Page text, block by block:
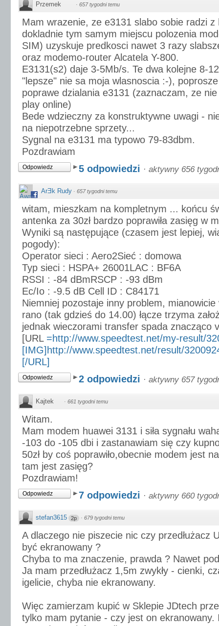
Przemek · 657 tygodni temu
Mam wrazenie, ze e3131 slabo sobie radzi z
dokladnie tym samym miejscu polozenia
SIM) uzyskuje predkosci nawet 3 razy
oraz modemo-router Alcatela Y-800.
E3131(s2) daje 3-5Mb/s. Te dwa kolejne 8-
"lepsze" nie sa moja wlasnoscia :-),
poprawe dzialania e3131 (zaznaczam, ze
play online)
Bede wdzieczny za konstruktywne uwagi -
na niepotrzebne sprzety...
Sygnal na e3131 ma typowo 79-83dbm.
Pozdrawiam
Odpowiedz 5 odpowiedzi · aktywny 656
ArƎk Rudy · 657 tygodni temu
witam, mieszkam na kompletnym ... końcu
antenka za 30zł bardzo poprawiła zasięg w
Wyniki są następujące (czasem jest lepiej,
pogody):
Operator sieci : Aero2Sieć : domowa
Typ sieci : HSPA+ 26001LAC : BF6A
RSSI : -84 dBmRSCP : -93 dBm
Ec/Io : -9.5 dB Cell ID : C84171
Niemniej pozostaje inny problem,
rano (tak gdzieś do 14.00) łącze trzyma
jednak wieczorami transfer spada znacząco
[URL =http://www.speedtest.net/my-result/
[IMG]http://www.speedtest.net/result/
[/URL]
Odpowiedz 2 odpowiedzi · aktywny 657
Kajtek · 661 tygodni temu
Witam.
Mam modem huawei 3131 i siła sygnału
-103 do -105 dbi i zastanawiam się czy
50zł by coś poprawiło,obecnie modem jest
tam jest zasięg?
Pozdrawiam!
Odpowiedz 7 odpowiedzi · aktywny 660
stefan3615 2p · 679 tygodni temu
A dlaczego nie piszecie nic czy przedłużacz
być ekranowany ?
Chyba to ma znaczenie, prawda ? Nawet
Ja mam przedłużacz 1,5m zwykły - cienki,
igelicie, chyba nie ekranowany.
Więc zamierzam kupić w Sklepie JDtech
tylko mam pytanie - czy jest on ekranowany.